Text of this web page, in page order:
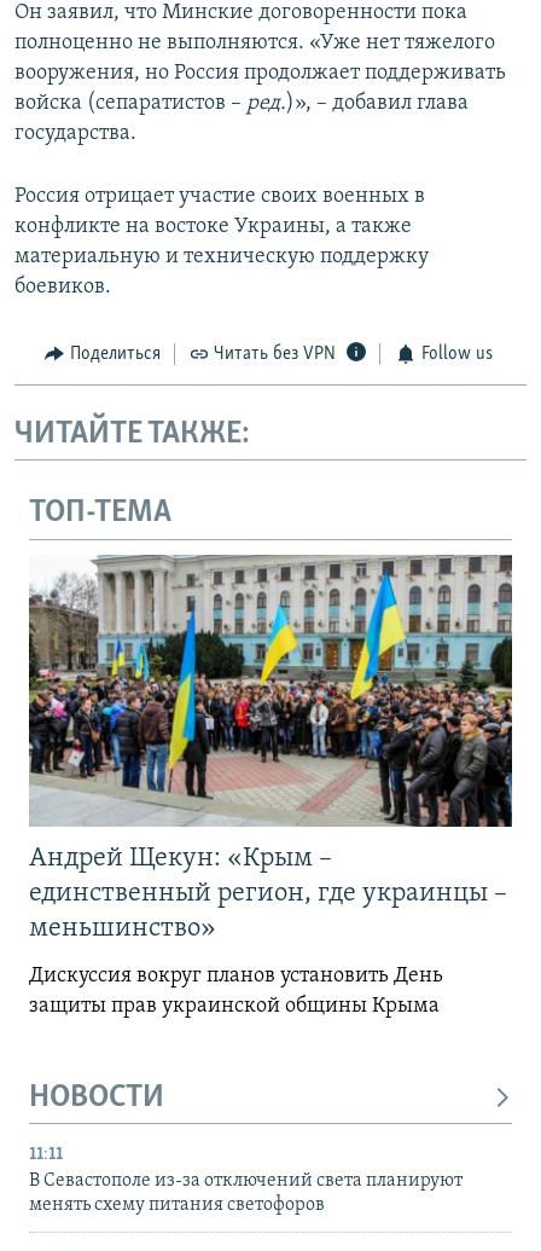
Он заявил, что Минские договоренности пока
полноценно не выполняются. «Уже нет тяжелого
вооружения, но Россия продолжает поддерживать
войска (сепаратистов – ред.)», – добавил глава
государства.
Россия отрицает участие своих военных в
конфликте на востоке Украины, а также
материальную и техническую поддержку
боевиков.
Поделиться Читать без VPN Follow us
ЧИТАЙТЕ ТАКЖЕ:
ТОП-ТЕМА
Андрей Щекун: «Крым –
единственный регион, где украинцы –
меньшинство»
Дискуссия вокруг планов установить День
защиты прав украинской общины Крыма
НОВОСТИ
11:11
В Севастополе из-за отключений света планируют
менять схему питания светофоров